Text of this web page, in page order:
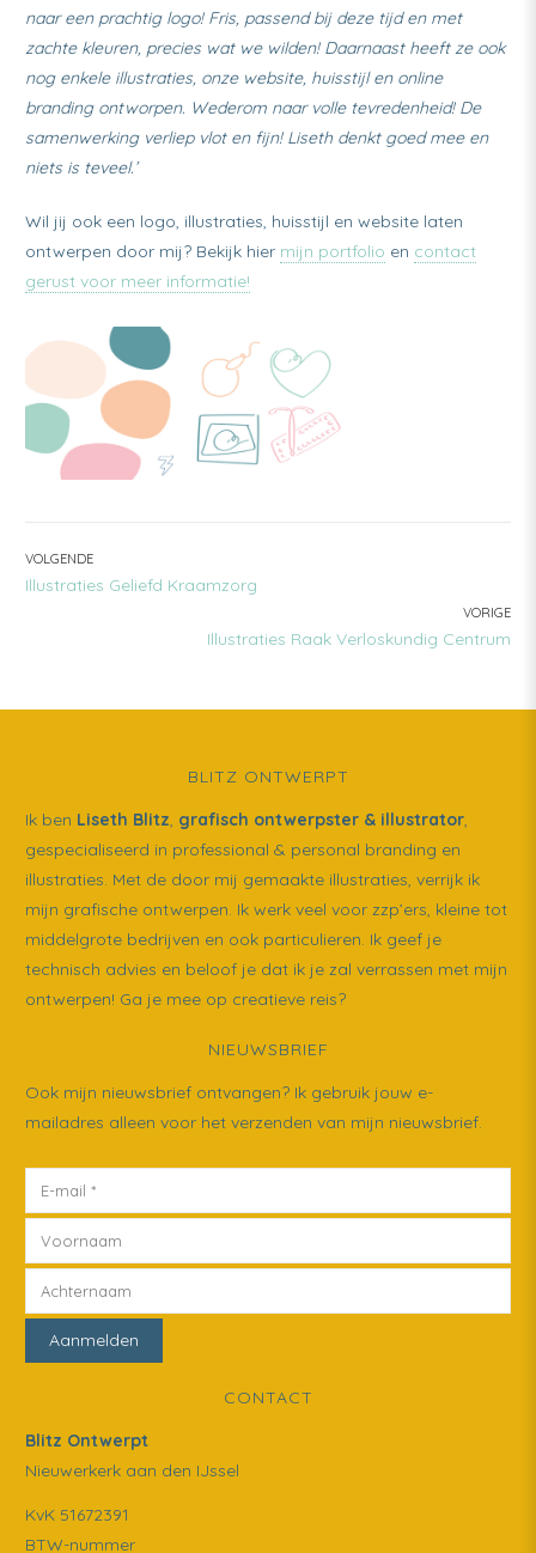
naar een prachtig logo! Fris, passend bij deze tijd en met
zachte kleuren, precies wat we wilden! Daarnaast heeft ze ook
nog enkele illustraties, onze website, huisstijl en online
branding ontworpen. Wederom naar volle tevredenheid! De
samenwerking verliep vlot en fijn! Liseth denkt goed mee en
niets is teveel.’
Wil jij ook een logo, illustraties, huisstijl en website laten
ontwerpen door mij? Bekijk hier mijn portfolio en contact
gerust voor meer informatie!
BERICHT
VOLGENDE
VOLGENDE:
Illustraties Geliefd Kraamzorg
VORIGE
VORIGE:
Illustraties Raak Verloskundig Centrum
BLITZ ONTWERPT
Ik ben Liseth Blitz, grafisch ontwerpster & illustrator,
gespecialiseerd in professional & personal branding en
illustraties. Met de door mij gemaakte illustraties, verrijk ik
mijn grafische ontwerpen. Ik werk veel voor zzp’ers, kleine tot
middelgrote bedrijven en ook particulieren. Ik geef je
technisch advies en beloof je dat ik je zal verrassen met mijn
ontwerpen! Ga je mee op creatieve reis?
NIEUWSBRIEF
Ook mijn nieuwsbrief ontvangen? Ik gebruik jouw e-
mailadres alleen voor het verzenden van mijn nieuwsbrief.
CONTACT
Blitz Ontwerpt
Nieuwerkerk aan den IJssel
KvK 51672391
BTW-nummer